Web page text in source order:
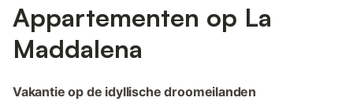
Appartementen op La
Maddalena
Vakantie op de idyllische droomeilanden